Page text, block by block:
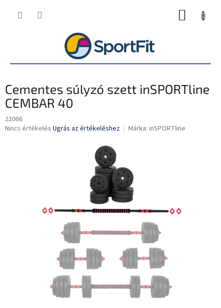
KOSÁR
Cementes súlyzó szett inSPORTline
CEMBAR 40
22066
A
Nincs értékelés Ugrás az értékeléshez Márka: inSPORTline